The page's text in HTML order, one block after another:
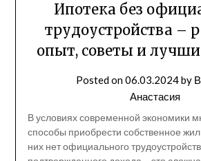
Ипотека без
трудоустройства –
опыт, советы и
Posted on06.03.2024by
Анастасия
В условиях современной экономики
способы приобрести собственное
них нет официального